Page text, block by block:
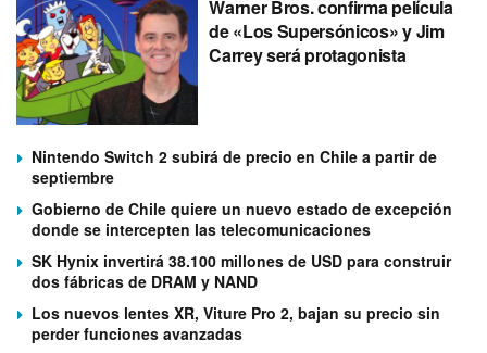
Warner Bros. confirma película
de «Los Supersónicos» y Jim
Carrey será protagonista
Nintendo Switch 2 subirá de precio en Chile a partir de
septiembre
Gobierno de Chile quiere un nuevo estado de excepción
donde se intercepten las telecomunicaciones
SK Hynix invertirá 38.100 millones de USD para construir
dos fábricas de DRAM y NAND
Los nuevos lentes XR, Viture Pro 2, bajan su precio sin
perder funciones avanzadas